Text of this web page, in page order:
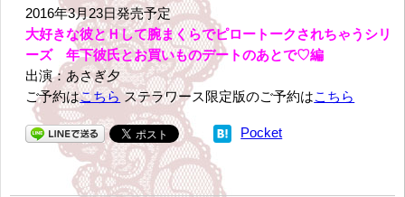
2016年3月23日発売予定
大好きな彼とＨして腕まくらでピロートークされちゃうシリ
ーズ 年下彼氏とお買いものデートのあとで♡編
出演：あさぎ夕
ご予約はこちら ステラワース限定版のご予約はこちら
Pocket